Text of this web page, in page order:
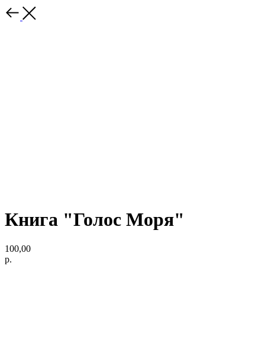
Книга "Голос Моря"
100,00
р.